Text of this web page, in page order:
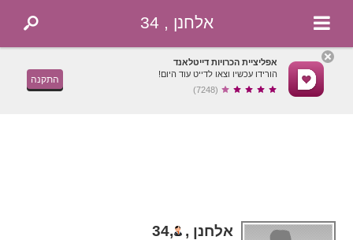
אלחנן , 34
אפליציית הכרויות דייטלאנד
הורידו עכשיו וצאו לדייט עוד היום!
(7248)
התקנה
אלחנן , ,
34